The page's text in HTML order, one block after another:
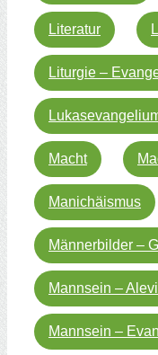
Literatur
Liturgie –
Macht
Manichäismus
Männerbilder –
Mannsein –
Mannsein –